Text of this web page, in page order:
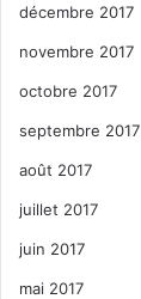
décembre 2017
novembre 2017
octobre 2017
septembre 2017
août 2017
juillet 2017
juin 2017
mai 2017